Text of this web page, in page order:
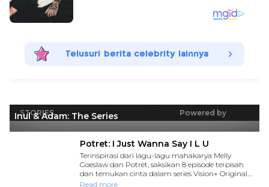
Telusuri berita celebrity lainnya